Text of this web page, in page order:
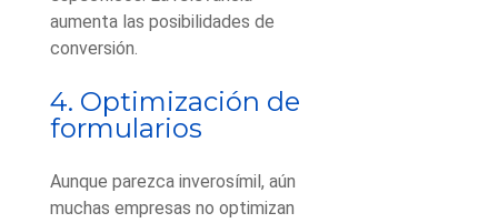
aumenta las posibilidades de
conversión.
4. Optimización de
formularios
Aunque parezca inverosímil, aún
muchas empresas no optimizan